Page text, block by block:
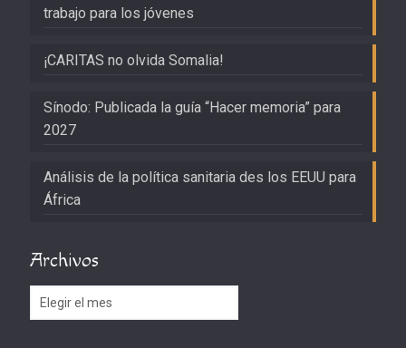
trabajo para los jóvenes
¡CARITAS no olvida Somalia!
Sínodo: Publicada la guía “Hacer memoria” para
2027
Análisis de la política sanitaria des los EEUU para
África
Archivos
Archivos